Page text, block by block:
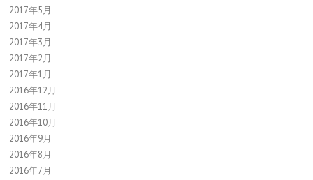
2017年5月
2017年4月
2017年3月
2017年2月
2017年1月
2016年12月
2016年11月
2016年10月
2016年9月
2016年8月
2016年7月